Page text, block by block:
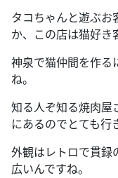
タコちゃんと遊ぶお
か、この店は猫好き
神泉で猫仲間を作る
ね。
知る人ぞ知る焼肉屋
にあるのでとても行
外観はレトロで貫録
広いんですね。